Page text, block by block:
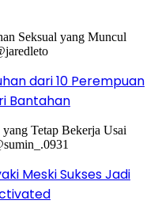
dari 10 Perempuan
Bantahan
Meski Sukses Jadi